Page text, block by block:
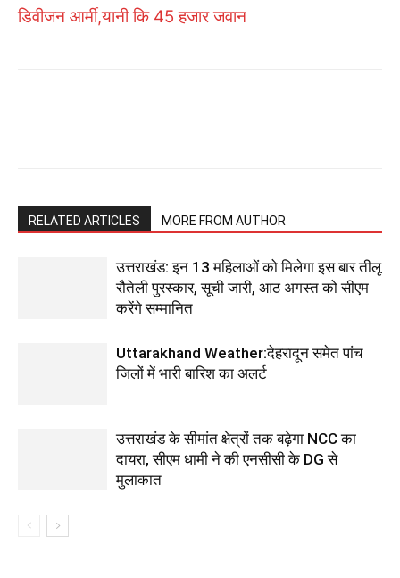
डिवीजन आर्मी,यानी कि 45 हजार जवान
RELATED ARTICLES MORE FROM AUTHOR
उत्तराखंड: इन 13 महिलाओं को मिलेगा इस बार तीलू
रौतेली पुरस्कार, सूची जारी, आठ अगस्त को सीएम
करेंगे सम्मानित
Uttarakhand Weather:देहरादून समेत पांच
जिलों में भारी बारिश का अलर्ट
उत्तराखंड के सीमांत क्षेत्रों तक बढ़ेगा NCC का
दायरा, सीएम धामी ने की एनसीसी के DG से
मुलाकात